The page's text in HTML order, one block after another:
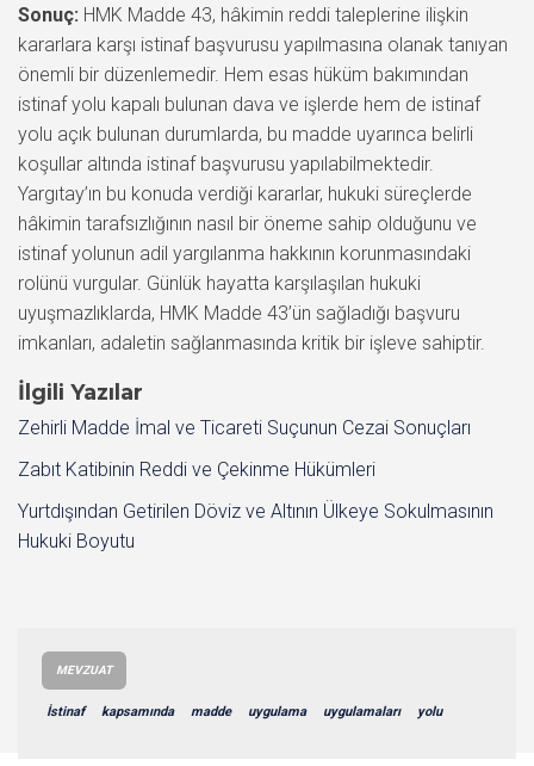
Sonuç: HMK Madde 43, hâkimin reddi taleplerine ilişkin
kararlara karşı istinaf başvurusu yapılmasına olanak tanıyan
önemli bir düzenlemedir. Hem esas hüküm bakımından
istinaf yolu kapalı bulunan dava ve işlerde hem de istinaf
yolu açık bulunan durumlarda, bu madde uyarınca belirli
koşullar altında istinaf başvurusu yapılabilmektedir.
Yargıtay’ın bu konuda verdiği kararlar, hukuki süreçlerde
hâkimin tarafsızlığının nasıl bir öneme sahip olduğunu ve
istinaf yolunun adil yargılanma hakkının korunmasındaki
rolünü vurgular. Günlük hayatta karşılaşılan hukuki
uyuşmazlıklarda, HMK Madde 43’ün sağladığı başvuru
imkanları, adaletin sağlanmasında kritik bir işleve sahiptir.
İlgili Yazılar
Zehirli Madde İmal ve Ticareti Suçunun Cezai Sonuçları
Zabıt Katibinin Reddi ve Çekinme Hükümleri
Yurtdışından Getirilen Döviz ve Altının Ülkeye Sokulmasının
Hukuki Boyutu
MEVZUAT
İstinaf kapsamında madde uygulama uygulamaları yolu